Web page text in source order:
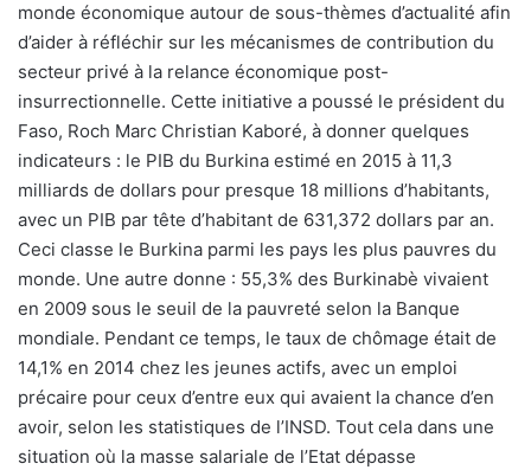
monde économique autour de sous-thèmes d’actualité afin
d’aider à réfléchir sur les mécanismes de contribution du
secteur privé à la relance économique post-
insurrectionnelle. Cette initiative a poussé le président du
Faso, Roch Marc Christian Kaboré, à donner quelques
indicateurs : le PIB du Burkina estimé en 2015 à 11,3
milliards de dollars pour presque 18 millions d’habitants,
avec un PIB par tête d’habitant de 631,372 dollars par an.
Ceci classe le Burkina parmi les pays les plus pauvres du
monde. Une autre donne : 55,3% des Burkinabè vivaient
en 2009 sous le seuil de la pauvreté selon la Banque
mondiale. Pendant ce temps, le taux de chômage était de
14,1% en 2014 chez les jeunes actifs, avec un emploi
précaire pour ceux d’entre eux qui avaient la chance d’en
avoir, selon les statistiques de l’INSD. Tout cela dans une
situation où la masse salariale de l’Etat dépasse